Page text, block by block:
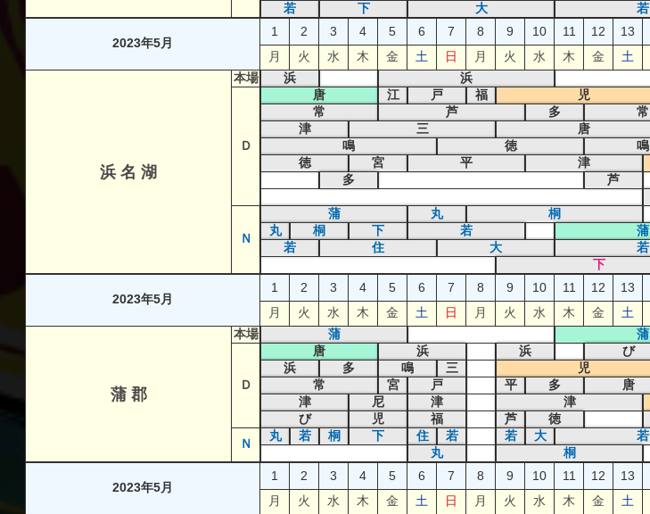
若
下 大 若
2023年5月
1 2 3 4 5 6 7 8 9 10 11 12 13
月
火 水 木 金 土 日 月 火 水 木 金 土
浜 名 湖
本場 浜 浜
Ｄ
唐 江 戸 福 児
常
芦 多 常
津
三 唐
鳴
徳 鳴
徳
宮 平 津
多
芦
Ｎ
蒲 丸 桐
丸
桐 下 若 蒲
若
住 大 若
下
2023年5月
1 2 3 4 5 6 7 8 9 10 11 12 13
月
火 水 木 金 土 日 月 火 水 木 金 土
蒲 郡
本場 蒲 蒲
Ｄ
唐 浜 浜 び
浜
多 鳴 三 児
常
宮 戸 平 多 唐
津
尼 津 津
び
児 福 芦 徳
Ｎ
丸 若 桐 下 住 若 若 大 若
丸
桐
2023年5月
1 2 3 4 5 6 7 8 9 10 11 12 13
月
火 水 木 金 土 日 月 火 水 木 金 土